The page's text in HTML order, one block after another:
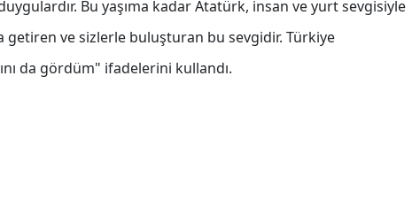
Bu yaşıma kadar Atatürk, insan ve yurt sevgisiyle
ve sizlerle buluşturan bu sevgidir. Türkiye
da gördüm" ifadelerini kullandı.